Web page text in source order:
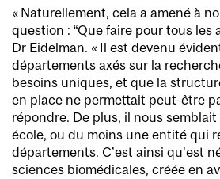
« Naturellement, cela a amené à
question : “Que faire pour tous les
Dr Eidelman. « Il est devenu
départements axés sur la
besoins uniques, et que la
en place ne permettait peut-être
répondre. De plus, il nous
école, ou du moins une entité qui
départements. C’est ainsi qu’est
sciences biomédicales, créée en